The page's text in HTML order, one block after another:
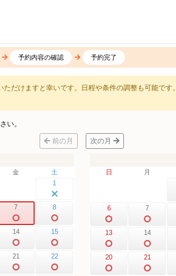
予約内容の確認 予約完了
だけますと幸いです。日程や条件の調整も可能です。
い。
前の月 次の月
金
土
1
7 8
14 15
21 22
日 月
6 7
13 14
20 21